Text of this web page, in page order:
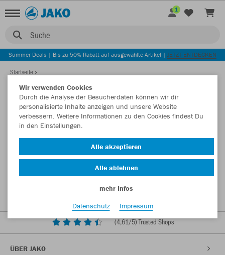
Suche
1
Summer Deals | Bis zu 50% Rabatt auf ausgewählte Artikel | JETZT ENTDECKEN
Startseite
(4,61/5) Trusted Shops
ÜBER JAKO
Wir verwenden Cookies
Durch die Analyse der Besucherdaten können wir dir
personalisierte Inhalte anzeigen und unsere Website
verbessern. Weitere Informationen zu den Cookies findest Du
in den Einstellungen.
Alle akzeptieren
Alle ablehnen
mehr Infos
Datenschutz
Impressum